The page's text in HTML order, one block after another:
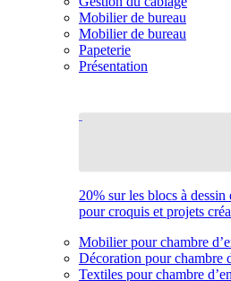
Mobilier de bureau
Mobilier de bureau
Papeterie
Présentation
20% sur les blocs à
pour croquis et projets
Mobilier pour chambre
Décoration pour chambre
Textiles pour chambre